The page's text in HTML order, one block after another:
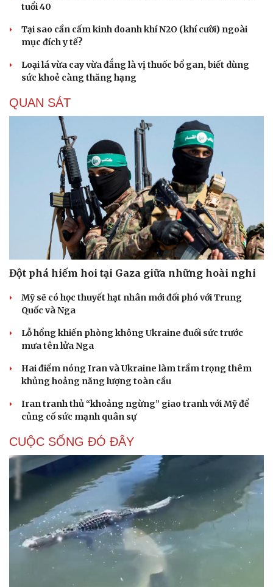
Sân khấu - Điện ảnh
Di sản
Giải trí
Nghệ sĩ
Thời trang
tuổi 40
Tại sao cần cấm kinh doanh khí N2O (khí cười) ngoài
mục đích y tế?
Loại lá vừa cay vừa đắng là vị thuốc bổ gan, biết dùng
sức khoẻ càng thăng hạng
QUAN SÁT
Đột phá hiếm hoi tại Gaza giữa những hoài nghi
Mỹ sẽ có học thuyết hạt nhân mới đối phó với Trung
Quốc và Nga
Lỗ hổng khiến phòng không Ukraine đuối sức trước
mưa tên lửa Nga
Hai điểm nóng Iran và Ukraine làm trầm trọng thêm
khủng hoảng năng lượng toàn cầu
Iran tranh thủ “khoảng ngừng” giao tranh với Mỹ để
củng cố sức mạnh quân sự
CUỘC SỐNG ĐÓ ĐÂY